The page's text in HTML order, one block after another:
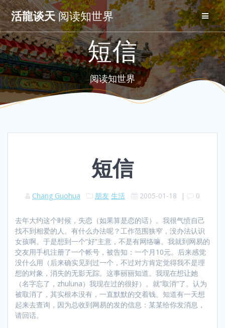
Skip
to
content
活龍谈天阅读知世界
短信
阅读知世界
短信
Chang Guohua 朋友 生活 2005-01-18 | 0
去年大约这个时候，失恋（如果算是恋的话）。我很气愤自己
找不到相爱的人。有什么办法呢？工作范围狭窄，没办法认识
女孩啊。于是想到一个”好”主意，不是有网络嘛。我就到网易的
交友用手机注册了一个帐号，被告知：一个月10元。后来感觉
没什么用（后来确实见到过一个，不过对方肯定觉得我不是理
想的对象，消失的无影无踪。这事丽丽知道。我现在想让她
（名字忘了，zhuluna）我现在过的很好）。就”取消”了。认为
被取消了，其实根本没有，一直默默的交着钱。知道有一天想
起来去查询，因为总收到网易的发的信息：某某给你发消息，
请回话。